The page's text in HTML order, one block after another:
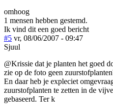
omhoog
1 mensen hebben gestemd.
Ik vind dit een goed bericht
#5 vr, 08/06/2007 - 09:47
Sjuul
@Krissie dat je planten het goed
zie op de foto geen
En daar heb je expleciet
zuurstofplanten te zetten in de
gebaseerd. Ter k